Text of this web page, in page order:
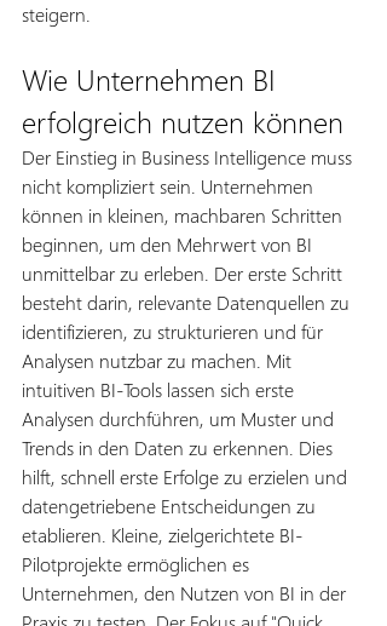
steigern.
Wie Unternehmen BI
erfolgreich nutzen können
Der Einstieg in Business Intelligence muss
nicht kompliziert sein. Unternehmen
können in kleinen, machbaren Schritten
beginnen, um den Mehrwert von BI
unmittelbar zu erleben. Der erste Schritt
besteht darin, relevante Datenquellen zu
identifizieren, zu strukturieren und für
Analysen nutzbar zu machen. Mit
intuitiven BI-Tools lassen sich erste
Analysen durchführen, um Muster und
Trends in den Daten zu erkennen. Dies
hilft, schnell erste Erfolge zu erzielen und
datengetriebene Entscheidungen zu
etablieren. Kleine, zielgerichtete BI-
Pilotprojekte ermöglichen es
Unternehmen, den Nutzen von BI in der